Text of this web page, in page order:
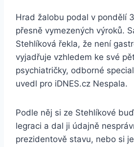
Hrad žalobu podal v pondělí
přesně vymezených výroků.
Stehlíková řekla, že není
vyjadřuje vzhledem ke své
psychiatričky, odborné
uvedl pro iDNES.cz Nespala.
Podle něj si ze Stehlíkové
legraci a dal ji údajně
prezidentově stavu, nebo si